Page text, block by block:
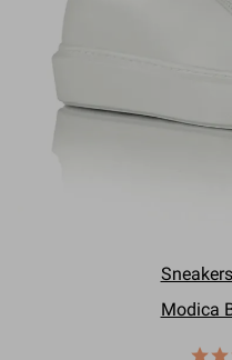
Modica